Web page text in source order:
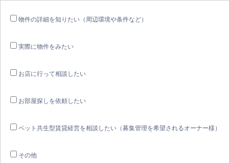
物件の詳細を知りたい（周辺環境や条件など）
実際に物件をみたい
お店に行って相談したい
お部屋探しを依頼したい
ペット共生型賃貸経営を相談したい（募集管理を希望されるオーナー様）
その他